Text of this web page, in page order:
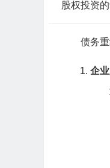
股权投资
债务
企